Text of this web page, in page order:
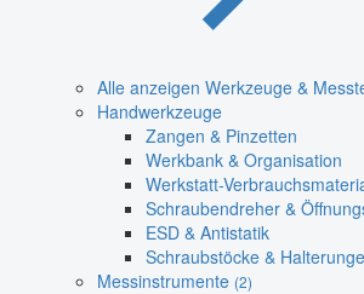
Alle anzeigen Werkzeuge &
Handwerkzeuge
Zangen & Pinzetten
Werkbank & Organisation
Werkstatt-
Schraubendreher &
ESD & Antistatik
Schraubstöcke &
Messinstrumente (2)